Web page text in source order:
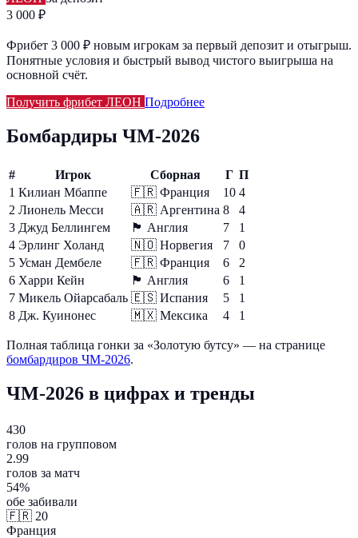
3 000 ₽
Фрибет 3 000 ₽ новым игрокам за первый депозит и отыгрыш.
Понятные условия и быстрый вывод чистого выигрыша на
основной счёт.
Получить фрибет ЛЕОН Подробнее
Бомбардиры ЧМ-2026
# Игрок Сборная Г П
1 Килиан Мбаппе 🇫🇷 Франция 10 4
2 Лионель Месси 🇦🇷 Аргентина 8
4
3 Джуд Беллингем 🏴󠁧󠁢󠁥󠁮󠁧󠁿 Англия 7
1
4 Эрлинг Холанд 🇳🇴 Норвегия 7
0
5 Усман Дембеле 🇫🇷 Франция 6
2
6 Харри Кейн 🏴󠁧󠁢󠁥󠁮󠁧󠁿 Англия 6
1
7 Микель Ойарсабаль 🇪🇸 Испания 5
1
8 Дж. Куинонес 🇲🇽 Мексика 4 1
Полная таблица гонки за «Золотую бутсу» — на странице
бомбардиров ЧМ-2026.
ЧМ-2026 в цифрах и тренды
430
голов на групповом
2.99
голов за матч
54%
обе забивали
🇫🇷 20
Франция